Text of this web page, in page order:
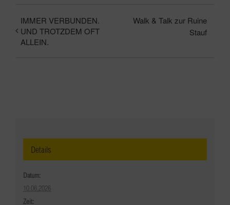
IMMER VERBUNDEN.
UND TROTZDEM OFT
ALLEIN.
Walk & Talk zur Ruine
Stauf
Details
Datum:
10.06.2026
Zeit: